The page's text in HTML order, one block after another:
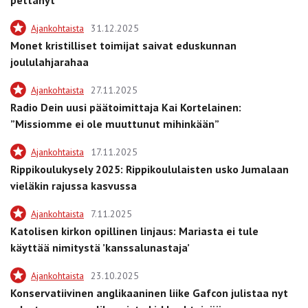
Ajankohtaista 31.12.2025
Monet kristilliset toimijat saivat eduskunnan
joululahjarahaa
Ajankohtaista 27.11.2025
Radio Dein uusi päätoimittaja Kai Kortelainen:
”Missiomme ei ole muuttunut mihinkään”
Ajankohtaista 17.11.2025
Rippikoulukysely 2025: Rippikoululaisten usko Jumalaan
vieläkin rajussa kasvussa
Ajankohtaista 7.11.2025
Katolisen kirkon opillinen linjaus: Mariasta ei tule
käyttää nimitystä ’kanssalunastaja’
Ajankohtaista 23.10.2025
Konservatiivinen anglikaaninen liike Gafcon julistaa nyt